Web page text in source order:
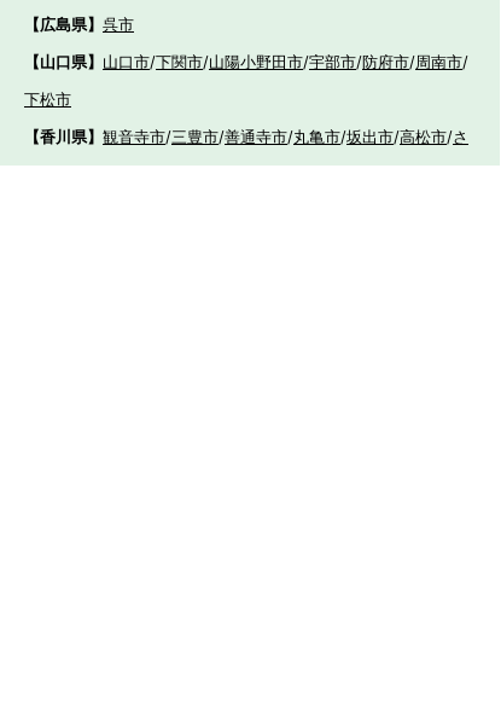
【広島県】 呉市
【山口県】 山口市/下関市/山陽小野田市/宇部市/防府市/周南市/
下松市
【香川県】 観音寺市/三豊市/善通寺市/丸亀市/坂出市/高松市/さ